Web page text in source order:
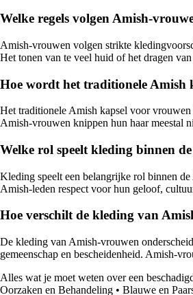
Welke regels volgen Amish-
Amish-vrouwen volgen strikte
Het tonen van te veel huid of het dragen
Hoe wordt het traditionele Amish
Het traditionele Amish kapsel voor vrouwen
Amish-vrouwen knippen hun haar meestal
Welke rol speelt kleding binnen
Kleding speelt een belangrijke rol binnen
Amish-leden respect voor hun geloof,
Hoe verschilt de kleding van
De kleding van Amish-vrouwen
gemeenschap en bescheidenheid. Amish-
Alles wat je moet weten over een
Oorzaken en Behandeling • Blauwe en